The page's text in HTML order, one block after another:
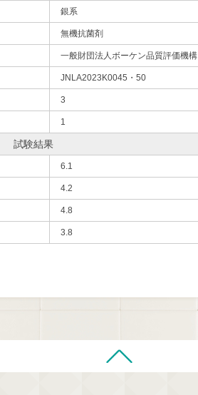
銀系
無機抗菌剤
一般財団法人ボーケン品質評価機構
JNLA2023K0045・50
3
1
試験結果
6.1
4.2
4.8
3.8